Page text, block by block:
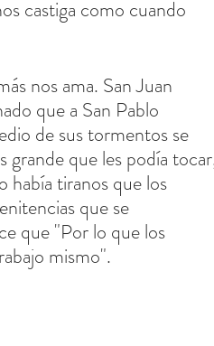
castiga como cuando
nos ama. San Juan
que a San Pablo
de sus tormentos se
grande que les podía
había tiranos que los
que se
que "Por lo que los
mismo".